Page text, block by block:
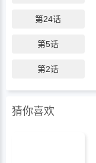
第24话
第5话
第2话
猜你喜欢